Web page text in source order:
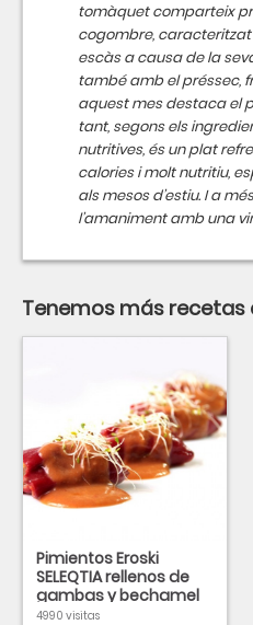
tomàquet comparteix
cogombre,
escàs a causa de la
també amb el préssec,
aquest mes destaca el
tant, segons els
nutritives, és un plat
calories i molt nutritiu,
als mesos d’estiu. I a
l’amaniment amb una
Tenemos más
Pimientos Eroski
SELEQTIA rellenos de
gambas y bechamel
4990 visitas